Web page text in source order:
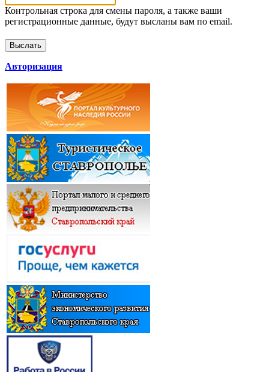
Контрольная строка для смены пароля, а также ваши
регистрационные данные, будут высланы вам по email.
Авторизация